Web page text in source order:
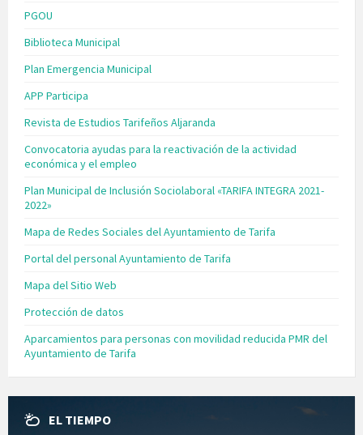
PGOU
Biblioteca Municipal
Plan Emergencia Municipal
APP Participa
Revista de Estudios Tarifeños Aljaranda
Convocatoria ayudas para la reactivación de la actividad
económica y el empleo
Plan Municipal de Inclusión Sociolaboral «TARIFA INTEGRA 2021-
2022»
Mapa de Redes Sociales del Ayuntamiento de Tarifa
Portal del personal Ayuntamiento de Tarifa
Mapa del Sitio Web
Protección de datos
Aparcamientos para personas con movilidad reducida PMR del
Ayuntamiento de Tarifa
EL TIEMPO